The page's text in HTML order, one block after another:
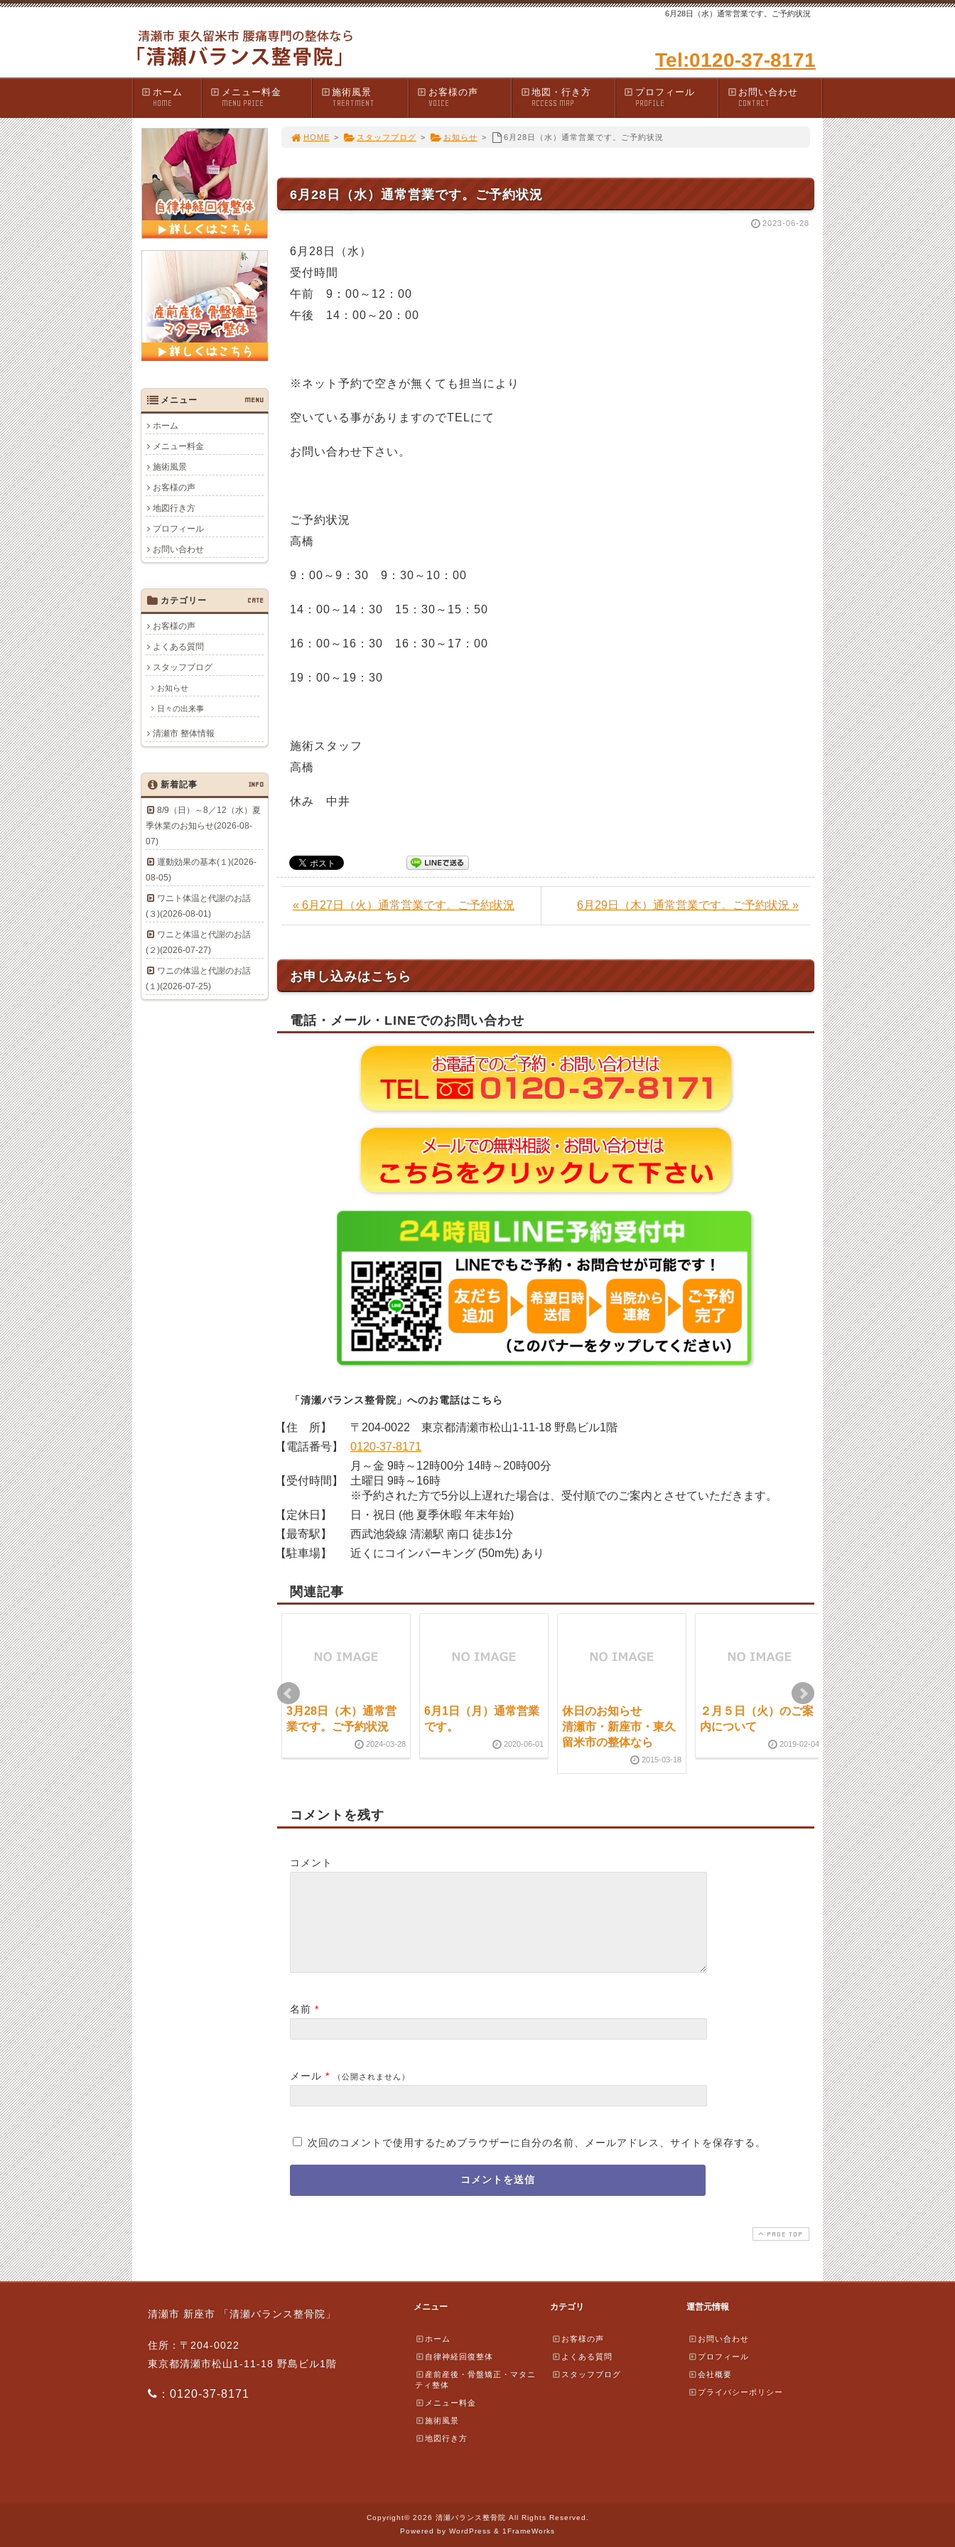
6月28日（水）通常営業です。ご予約状況
Tel:0120-37-8171
ホーム
HOME
メニュー料金
MENU PRICE
施術風景
TREATMENT
お客様の声
VOICE
地図・行き方
ACCESS MAP
プロフィール
PROFILE
お問い合わせ
CONTACT
HOME > スタッフブログ > お知らせ > 6月28日（水）通常営業です。ご予約状況
6月28日（水）通常営業です。ご予約状況
2023-06-28
6月28日（水）
受付時間
午前 9：00～12：00
午後 14：00～20：00
※ネット予約で空きが無くても担当により
空いている事がありますのでTELにて
お問い合わせ下さい。
ご予約状況
高橋
9：00～9：30 9：30～10：00
14：00～14：30 15：30～15：50
16：00～16：30 16：30～17：00
19：00～19：30
施術スタッフ
高橋
休み 中井
« 6月27日（火）通常営業です。ご予約状況 6月29日（木）通常営業です。ご予約状況 »
お申し込みはこちら
電話・メール・LINEでのお問い合わせ
「清瀬バランス整骨院」へのお電話はこちら
【住 所】
〒204-0022 東京都清瀬市松山1-11-18 野島ビル1階
【電話番号】
0120-37-8171
【受付時間】
月～金 9時～12時00分 14時～20時00分
土曜日 9時～16時
※予約された方で5分以上遅れた場合は、受付順でのご案内とさせていただきます。
【定休日】
日・祝日 (他 夏季休暇 年末年始)
【最寄駅】
西武池袋線 清瀬駅 南口 徒歩1分
【駐車場】
近くにコインパーキング (50m先) あり
関連記事
8/30日（土）通常営業
です。
2025-08-30
3月28日（木）通常営
業です。ご予約状況
2024-03-28
6月1日（月）通常営業
です。
2020-06-01
休日のお知らせ
清瀬市・新座市・東久
留米市の整体なら
2015-03-18
２月５日（火）のご案
内について
2019-02-04
8月2日（金）ご案内に
ついて
2019-08-
２月５日（火）のご案
内について
2019-02-04
コメントを残す
コメント
名前 *
メール * （公開されません）
次回のコメントで使用するためブラウザーに自分の名前、メールアドレス、サイトを保存する。
PAGE TOP
メニュー MENU
ホーム
メニュー料金
施術風景
お客様の声
地図行き方
プロフィール
お問い合わせ
カテゴリー CATE
お客様の声
よくある質問
スタッフブログ
お知らせ
日々の出来事
清瀬市 整体情報
新着記事 INFO
8/9（日）～8／12（水）夏
季休業のお知らせ(2026-08-
07)
運動効果の基本(１)(2026-
08-05)
ワニト体温と代謝のお話
(３)(2026-08-01)
ワニと体温と代謝のお話
(２)(2026-07-27)
ワニの体温と代謝のお話
(１)(2026-07-25)
清瀬市 新座市 「清瀬バランス整骨院」
住所：〒204-0022
東京都清瀬市松山1-11-18 野島ビル1階
：0120-37-8171
メニュー
ホーム
自律神経回復整体
産前産後・骨盤矯正・マタニ
ティ整体
メニュー料金
施術風景
地図行き方
カテゴリ
お客様の声
よくある質問
スタッフブログ
運営元情報
お問い合わせ
プロフィール
会社概要
プライバシーポリシー
Copyright© 2026 清瀬バランス整骨院 All Rights Reserved.
Powered by WordPress & 1FrameWorks